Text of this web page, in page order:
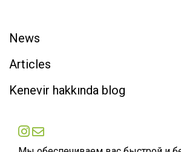
News
Articles
Kenevir hakkında blog